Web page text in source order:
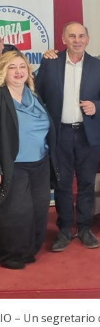
– Un